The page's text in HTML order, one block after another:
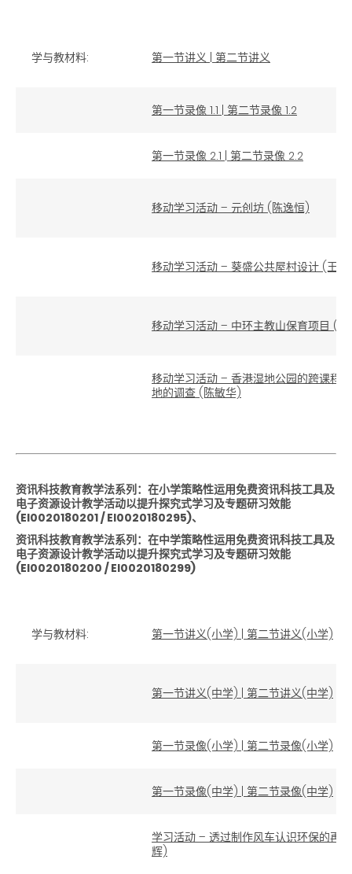
学与教材料: 第一节讲义 | 第二节讲义
第一节录像 1.1 | 第二节录像 1.2
第一节录像 2.1 | 第二节录像 2.2
移动学习活动 – 元创坊 (陈逸恒)
移动学习活动 – 葵盛公共屋村设计 (王
移动学习活动 – 中环主教山保育项目 (
移动学习活动 – 香港湿地公园的跨课程
地的调查 (陈敏华)
资讯科技教育教学法系列：在小学策略性运用免费资讯科技工具及
电子资源设计教学活动以提升探究式学习及专题研习效能
(EI0020180201 / EI0020180295)、
资讯科技教育教学法系列：在中学策略性运用免费资讯科技工具及
电子资源设计教学活动以提升探究式学习及专题研习效能
(EI0020180200 / EI0020180299)
学与教材料: 第一节讲义(小学) | 第二节讲义(小学)
第一节讲义(中学) | 第二节讲义(中学)
第一节录像(小学) | 第二节录像(小学)
第一节录像(中学) | 第二节录像(中学)
学习活动 – 透过制作风车认识环保的再
辉)